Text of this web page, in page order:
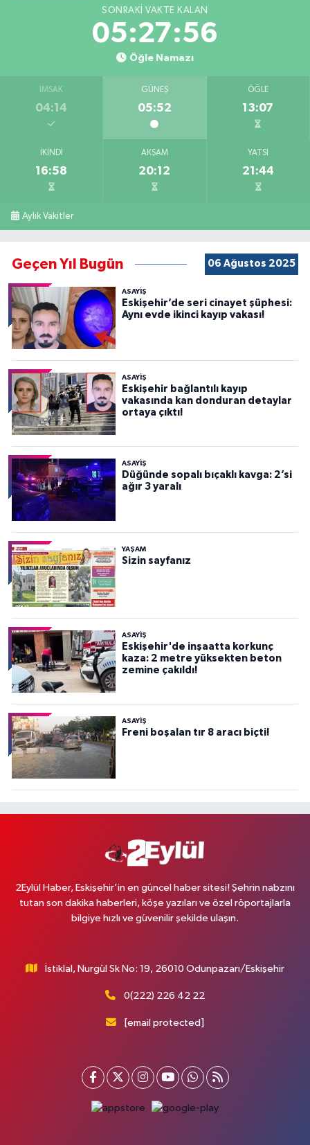
SONRAKI VAKTE KALAN
05:27:56
Öğle Namazı
İMSAK
04:14
GÜNEŞ
05:52
ÖĞLE
13:07
İKINDI
16:58
AKŞAM
20:12
YATSI
21:44
Aylık Vakitler
Geçen Yıl Bugün 06 Ağustos 2025
ASAYİŞ
Eskişehir’de seri cinayet şüphesi:
Aynı evde ikinci kayıp vakası!
ASAYİŞ
Eskişehir bağlantılı kayıp
vakasında kan donduran detaylar
ortaya çıktı!
ASAYİŞ
Düğünde sopalı bıçaklı kavga: 2’si
ağır 3 yaralı
YAŞAM
Sizin sayfanız
ASAYİŞ
Eskişehir'de inşaatta korkunç
kaza: 2 metre yüksekten beton
zemine çakıldı!
ASAYİŞ
Freni boşalan tır 8 aracı biçti!
2Eylül Haber, Eskişehir’in en güncel haber sitesi! Şehrin nabzını
tutan son dakika haberleri, köşe yazıları ve özel röportajlarla
bilgiye hızlı ve güvenilir şekilde ulaşın.
İstiklal, Nurgül Sk No: 19, 26010 Odunpazarı/Eskişehir
0(222) 226 42 22
[email protected]